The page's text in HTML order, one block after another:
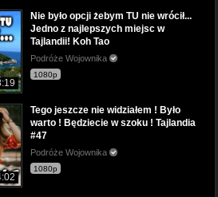
Nie było opcji żebym TU nie wrócił...
Jedno z najlepszych miejsc w
Tajlandii! Koh Tao
Podróże Wojownika
1080p
Tego jeszcze nie widziałem ! Było
warto ! Będziecie w szoku ! Tajlandia
#47
Podróże Wojownika
1080p